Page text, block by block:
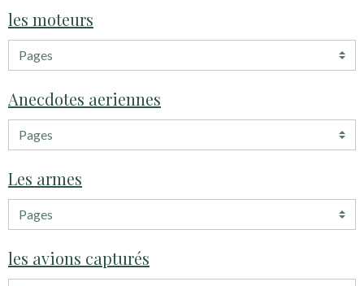
les moteurs
Anecdotes aeriennes
Les armes
les avions capturés